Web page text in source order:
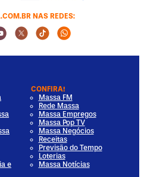
NAS REDES:
Social Media
Social Media
Youtube Social Media
Twitter Social Media
Tiktok Social Media
Whatsapp
e
CONFIRA!
Massa FM
Rede Massa
Massa Empregos
Massa Pop TV
Massa Negócios
Receitas
Previsão do Tempo
Loterias
Massa Notícias